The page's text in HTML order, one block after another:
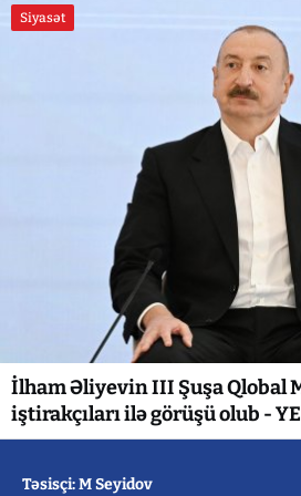
Siyasət
İlham Əliyevin III Şuşa Qlobal
iştirakçıları ilə görüşü olub -
Təsisçi: M Seyidov